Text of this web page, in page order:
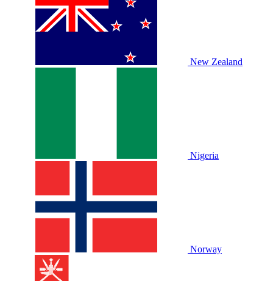
New Zealand
Nigeria
Norway